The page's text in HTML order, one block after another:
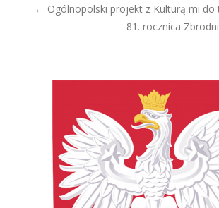
Post
← Ogólnopolski projekt z Kulturą mi do
81. rocznica